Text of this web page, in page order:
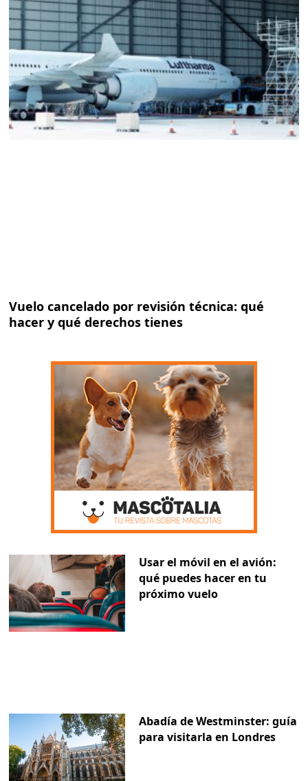
Vuelo cancelado por revisión técnica: qué
hacer y qué derechos tienes
Usar el móvil en el avión:
qué puedes hacer en tu
próximo vuelo
Abadía de Westminster: guía
para visitarla en Londres